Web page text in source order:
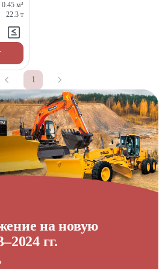
0.45 м³
22.3 т
1
на новую
гг.